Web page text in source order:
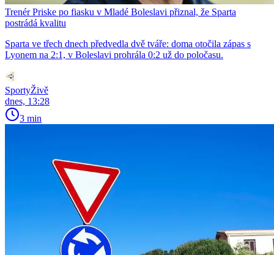
Trenér Priske po fiasku v Mladé Boleslavi přiznal, že Sparta
postrádá kvalitu
Sparta ve třech dnech předvedla dvě tváře: doma otočila zápas s
Lyonem na 2:1, v Boleslavi prohrála 0:2 už do poločasu.
SportyŽivě
dnes, 13:28
3 min